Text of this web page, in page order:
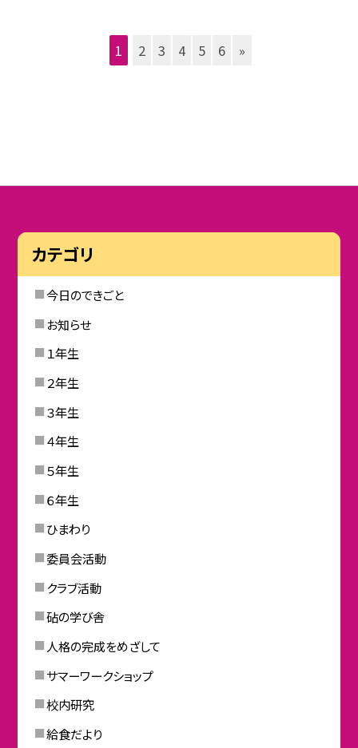
1 2 3 4 5 6 »
カテゴリ
今日のできごと
お知らせ
１年生
２年生
３年生
４年生
５年生
６年生
ひまわり
委員会活動
クラブ活動
砧の学び舎
人格の完成をめざして
サマーワークショップ
校内研究
給食だより